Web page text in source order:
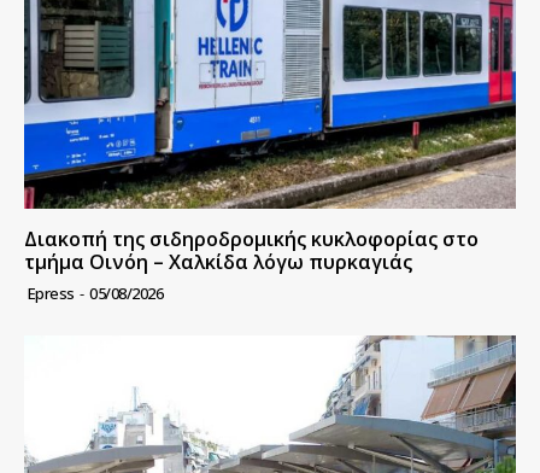
Διακοπή της σιδηροδρομικής κυκλοφορίας στο
τμήμα Οινόη – Χαλκίδα λόγω πυρκαγιάς
Epress - 05/08/2026